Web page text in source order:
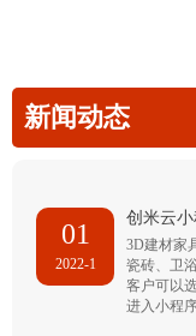
新闻动态
01
2022-1
创米云
3D建材家
瓷砖、卫
客户可以
进入小程